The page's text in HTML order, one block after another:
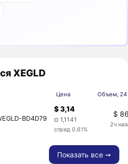
XEGLD
Цена Объем, 24
BD4D79
$ 3,14
¤ 1,1141
спред 0.61%
$
2ч
Показать все ➙